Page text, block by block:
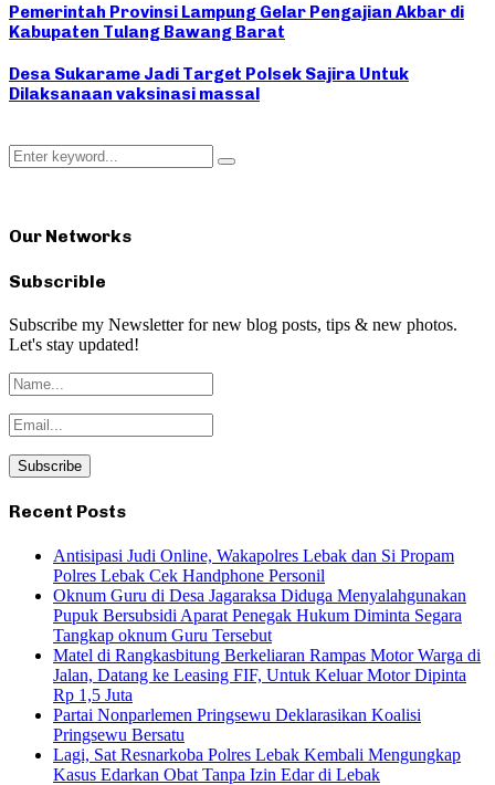
Pemerintah Provinsi Lampung Gelar Pengajian Akbar di
Kabupaten Tulang Bawang Barat
Desa Sukarame Jadi Target Polsek Sajira Untuk
Dilaksanaan vaksinasi massal
Search
for:
Search
Our Networks
Subscrible
Subscribe my Newsletter for new blog posts, tips & new photos.
Let's stay updated!
Recent Posts
Antisipasi Judi Online, Wakapolres Lebak dan Si Propam
Polres Lebak Cek Handphone Personil
Oknum Guru di Desa Jagaraksa Diduga Menyalahgunakan
Pupuk Bersubsidi Aparat Penegak Hukum Diminta Segara
Tangkap oknum Guru Tersebut
Matel di Rangkasbitung Berkeliaran Rampas Motor Warga di
Jalan, Datang ke Leasing FIF, Untuk Keluar Motor Dipinta
Rp 1,5 Juta
Partai Nonparlemen Pringsewu Deklarasikan Koalisi
Pringsewu Bersatu
Lagi, Sat Resnarkoba Polres Lebak Kembali Mengungkap
Kasus Edarkan Obat Tanpa Izin Edar di Lebak